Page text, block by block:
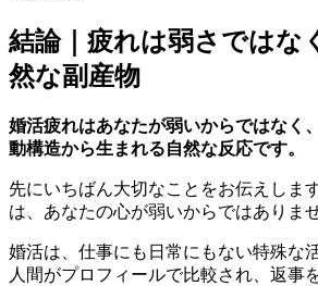
結論｜疲れは弱さではな
然な副産物
婚活疲れはあなたが弱いからではなく
動構造から生まれる自然な反応です。
先にいちばん大切なことをお伝えしま
は、あなたの心が弱いからではありませ
婚活は、仕事にも日常にもない特殊な
人間がプロフィールで比較され、返事